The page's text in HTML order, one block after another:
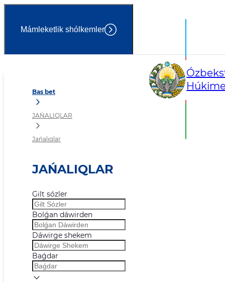
Mámleketlik shólkemler
Bas bet
JAŃALIQLAR
Jańalıqlar
JAŃALIQLAR
Gilt sózler
Bolǵan dáwirden
Dáwirge shekem
Baǵdar